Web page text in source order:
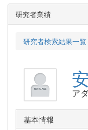
研究者業績
研究者検索結果一覧
ア
基本情報